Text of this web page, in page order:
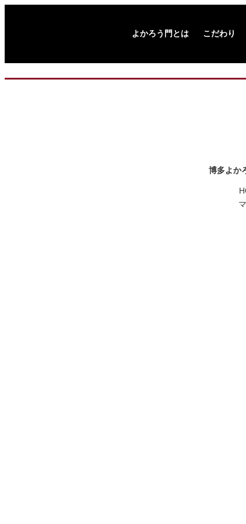
よかろう門とは こだわり
博多よか